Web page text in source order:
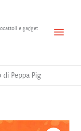
e gadget
Menu
di Peppa Pig